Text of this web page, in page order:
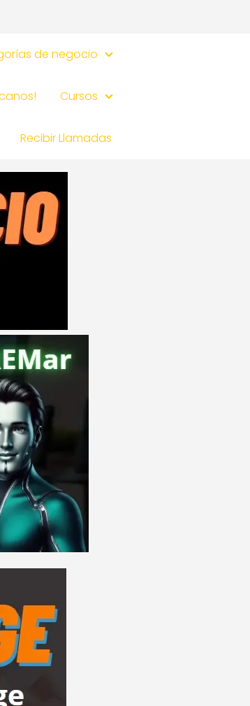
de negocio
Cursos
Recibir Llamadas